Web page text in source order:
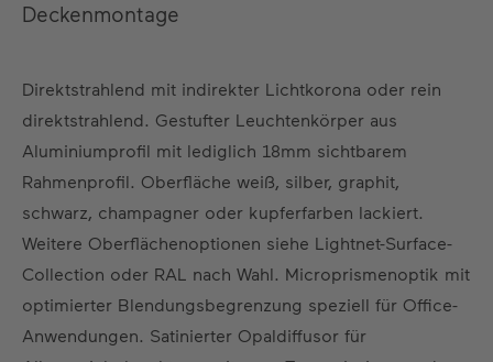
DE EN US ES FR
Deckenmontage
Direktstrahlend mit indirekter Lichtkorona oder rein
direktstrahlend. Gestufter Leuchtenkörper aus
Aluminiumprofil mit lediglich 18mm sichtbarem
Rahmenprofil. Oberfläche weiß, silber, graphit,
schwarz, champagner oder kupferfarben lackiert.
Weitere Oberflächenoptionen siehe Lightnet-Surface-
Collection oder RAL nach Wahl. Microprismenoptik mit
optimierter Blendungsbegrenzung speziell für Office-
Anwendungen. Satinierter Opaldiffusor für